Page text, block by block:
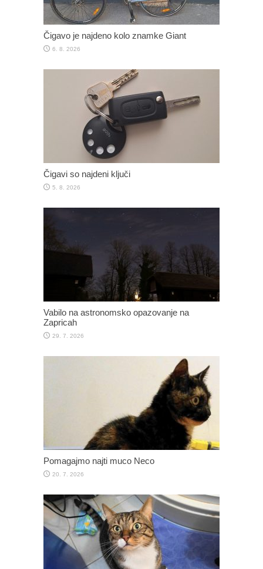
Čigavo je najdeno kolo znamke Giant
6. 8. 2026
Čigavi so najdeni ključi
5. 8. 2026
Vabilo na astronomsko opazovanje na
Zapricah
29. 7. 2026
Pomagajmo najti muco Neco
20. 7. 2026